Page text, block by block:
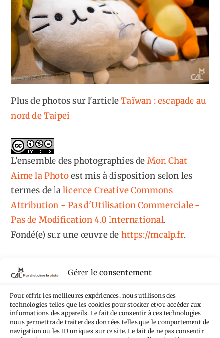
Gérer le consentement
Pour offrir les meilleures expériences, nous utilisons des
technologies telles que les cookies pour stocker et/ou accéder aux
informations des appareils. Le fait de consentir à ces technologies
nous permettra de traiter des données telles que le comportement de
navigation ou les ID uniques sur ce site. Le fait de ne pas consentir
Plus de photos sur l'articleTaïwan : escapade au
nord de Taipei
L'ensemble des photographiesde Mon Chat
Aime la Photoest mis à disposition selon les
termes de lalicence Creative Commons
Attribution - Pas d'Utilisation Commerciale -
Pas de Modification 4.0 International.
Fondé(e) sur une œuvre de https://mcalp.fr.
Tags
AilleursAimez-vous bordelAllemagne Andorre